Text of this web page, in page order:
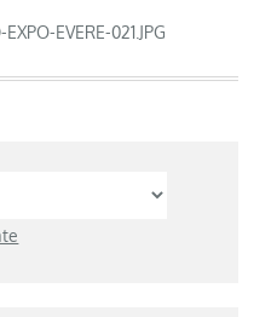
EVERE-021.JPG